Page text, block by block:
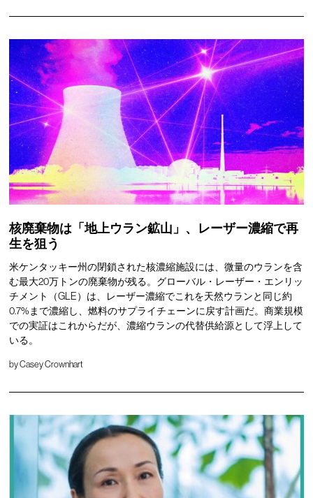
核廃棄物は「地上ウラン鉱山」、レーザー濃縮で再
生を狙う
米ケンタッキー州の閉鎖された核濃縮施設には、微量のウランを含
む最大20万トンの廃棄物が残る。グローバル・レーザー・エンリッ
チメント（GLE）は、レーザー濃縮でこれを天然ウランと同じ約
0.7%まで濃縮し、燃料のサプライチェーンに戻す計画だ。商業規模
での実証はこれからだが、濃縮ウランの代替供給源として浮上して
いる。
byCasey Crownhart